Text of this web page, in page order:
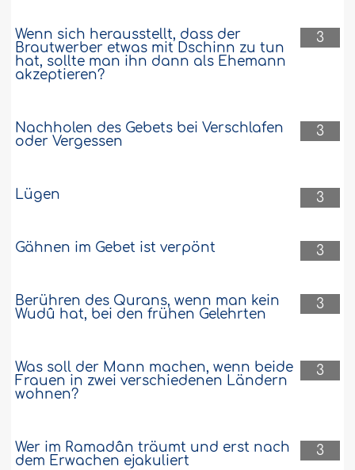
3
Wenn sich herausstellt, dass der
Brautwerber etwas mit Dschinn zu tun
hat, sollte man ihn dann als Ehemann
akzeptieren?
3
Nachholen des Gebets bei Verschlafen
oder Vergessen
3
Lügen
3
Gähnen im Gebet ist verpönt
3
Berühren des Qurans, wenn man kein
Wudû hat, bei den frühen Gelehrten
3
Was soll der Mann machen, wenn beide
Frauen in zwei verschiedenen Ländern
wohnen?
3
Wer im Ramadân träumt und erst nach
dem Erwachen ejakuliert